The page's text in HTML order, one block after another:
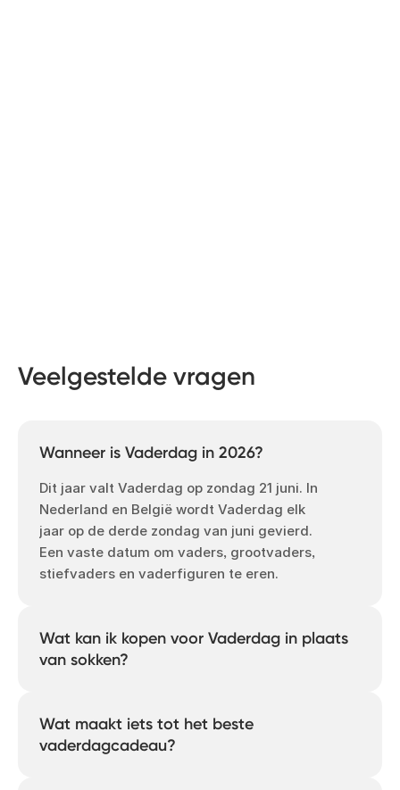
Veelgestelde vragen
Wanneer is Vaderdag in 2026?
Dit jaar valt Vaderdag op zondag 21 juni. In
Nederland en België wordt Vaderdag elk
jaar op de derde zondag van juni gevierd.
Een vaste datum om vaders, grootvaders,
stiefvaders en vaderfiguren te eren.
Wat kan ik kopen voor Vaderdag in plaats
van sokken?
wat hij voor je betekent. Een fotoboek dat
zijn verhaal vertelt, een kalender vol
gezichten die hij liefheeft of fototegels
Wat maakt iets tot het beste
vaderdagcadeau?